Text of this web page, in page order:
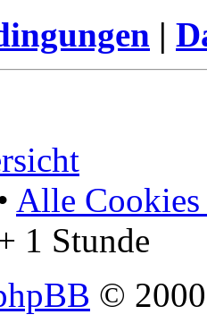
|
Alle Cookies
1 Stunde
©